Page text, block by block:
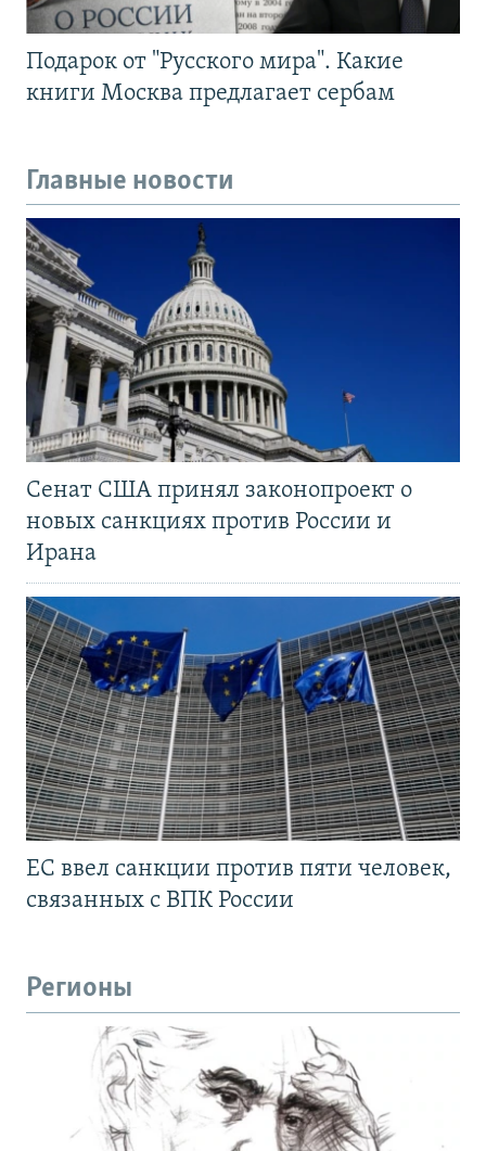
Подарок от "Русского мира". Какие
книги Москва предлагает сербам
Главные новости
Сенат США принял законопроект о
новых санкциях против России и
Ирана
ЕС ввел санкции против пяти человек,
связанных с ВПК России
Регионы